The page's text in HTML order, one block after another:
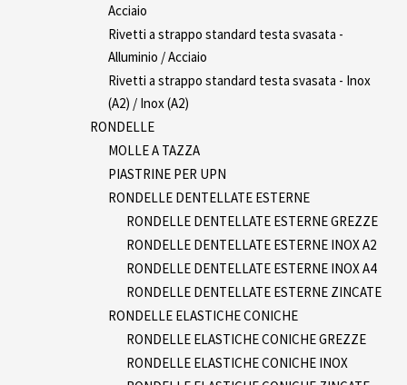
Acciaio
Rivetti a strappo standard testa svasata -
Alluminio / Acciaio
Rivetti a strappo standard testa svasata - Inox
(A2) / Inox (A2)
RONDELLE
MOLLE A TAZZA
PIASTRINE PER UPN
RONDELLE DENTELLATE ESTERNE
RONDELLE DENTELLATE ESTERNE GREZZE
RONDELLE DENTELLATE ESTERNE INOX A2
RONDELLE DENTELLATE ESTERNE INOX A4
RONDELLE DENTELLATE ESTERNE ZINCATE
RONDELLE ELASTICHE CONICHE
RONDELLE ELASTICHE CONICHE GREZZE
RONDELLE ELASTICHE CONICHE INOX